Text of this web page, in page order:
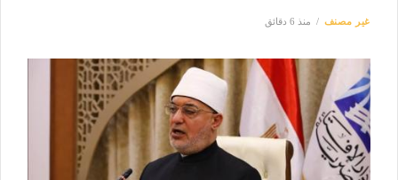
غير مصنف منذ 6 دقائق